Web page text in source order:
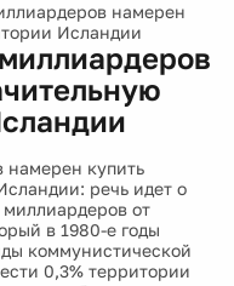
намерен
Исландии
намерен купить
речь идет о
от
в 1980-е годы
коммунистической
0,3% территории